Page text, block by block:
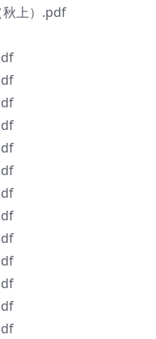
秋上）.pdf